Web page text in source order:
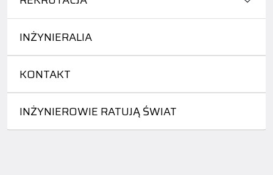
INŻYNIERALIA
KONTAKT
INŻYNIEROWIE RATUJĄ ŚWIAT